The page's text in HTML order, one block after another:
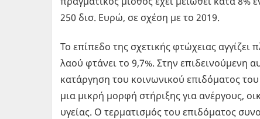
250 δισ. Ευρώ, σε σχέση με το 2019.
Το επίπεδο της σχετικής φτώχειας
λαού φτάνει το 9,7%. Στην επιδεινούμενη
κατάργηση του κοινωνικού επιδόματος
μια μικρή μορφή στήριξης για ανέργους,
υγείας. Ο τερματισμός του επιδόματος